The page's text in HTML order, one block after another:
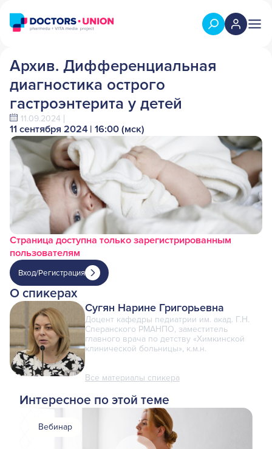
Архив. Дифференциальная
диагностика острого
гастроэнтерита у детей
11.09.2024
11 сентября 2024 | 16:00 (мск)
Страница доступна только зарегистрированным
пользователям
Вход/Регистрация
О спикерах
Сугян Нарине Григорьевна
Доцент кафедры педиатрии им. акад. Г.Н.
Сперанского РМАНПО, заместитель
главного врача по детству «Химкинской
клинической больницы», к.м.н.
Все материалы спикера
Интересное по этой теме
Вебинар